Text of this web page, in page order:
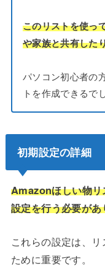
このリストを使っ
や家族と共有した
パソコン初心者の
トを作成できるで
初期設定の詳細
Amazonほしい物リ
設定を行う必要があ
これらの設定は、
ために重要です。